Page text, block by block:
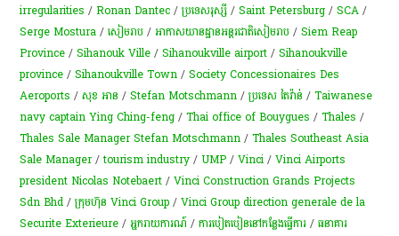
irregularities /Ronan Dantec /ប្រទេសរុស្សី /Saint Petersburg /SCA /
Serge Mostura /សៀមរាប /អាកាសយានដ្ឋានអន្តរជាតិសៀមរាប /Siem Reap
Province /Sihanouk Ville /Sihanoukville airport /Sihanoukville
province /Sihanoukville Town /Society Concessionaires Des
Aeroports /សុខ អាន /Stefan Motschmann /ប្រទេស តៃវ៉ាន់ /Taiwanese
navy captain Ying Ching-feng /Thai office of Bouygues /Thales /
Thales Sale Manager Stefan Motschmann /Thales Southeast Asia
Sale Manager/tourism industry /UMP /Vinci /Vinci Airports
president Nicolas Notebaert /Vinci Construction Grands Projects
Sdn Bhd /ក្រុមហ៊ុន Vinci Group /Vinci Group direction generale de la
Securite Exterieure /អ្នករាយការណ៍ /ការបៀតបៀននៅកន្លែងធ្វើការ /ធនាគារ